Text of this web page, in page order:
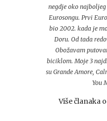
negdje oko
Eurosongu. Prvi
bio 2002. kada je
Doru. Od tada
Obožavam
biciklom. Moje 3
su Grande Amore,
You
Više članaka